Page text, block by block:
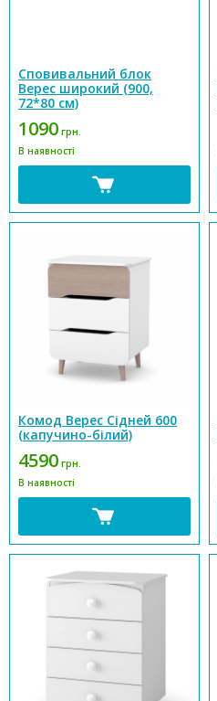
Сповивальний блок
Верес широкий (900,
72*80 см)
1090 грн.
В наявності
Комод Верес Сідней 600
(капучино-білий)
4590 грн.
В наявності